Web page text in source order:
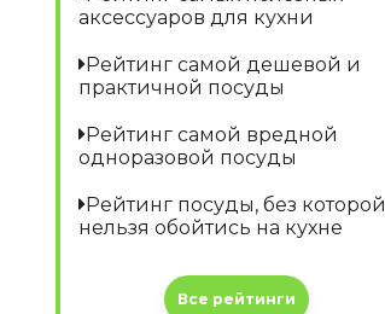
аксессуаров для кухни
Рейтинг самой дешевой и
практичной посуды
Рейтинг самой вредной
одноразовой посуды
Рейтинг посуды, без которой
нельзя обойтись на кухне
Все рейтинги